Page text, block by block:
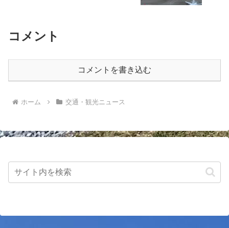
コメント
コメントを書き込む
ホーム 交通・観光ニュース